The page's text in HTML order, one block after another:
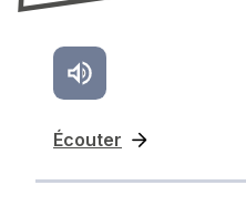
Écouter